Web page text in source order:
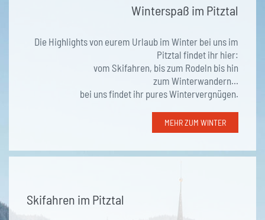
Winterspaß im Pitztal
Die Highlights von eurem Urlaub im Winter bei uns im
Pitztal findet ihr hier:
vom Skifahren, bis zum Rodeln bis hin
zum Winterwandern...
bei uns findet ihr pures Wintervergnügen.
MEHR ZUM WINTER
Skifahren im Pitztal